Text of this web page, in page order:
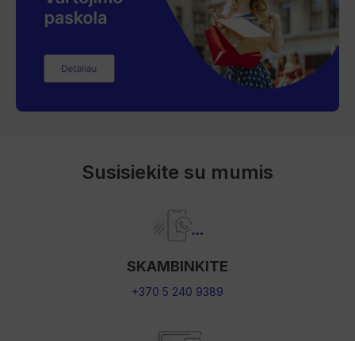
Susisiekite su mumis
SKAMBINKITE
+370 5 240 9389